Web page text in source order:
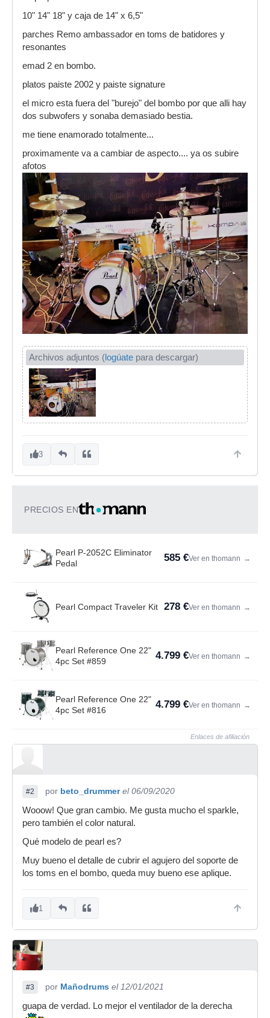
10" 14" 18" y caja de 14" x 6,5"
parches Remo ambassador en toms de batidores y
resonantes
emad 2 en bombo.
platos paiste 2002 y paiste signature
el micro esta fuera del "burejo" del bombo por que alli hay
dos subwofers y sonaba demasiado bestia.
me tiene enamorado totalmente...
proximamente va a cambiar de aspecto.... ya os subire
afotos
Archivos adjuntos (logúate para descargar)
3
PRECIOS EN
Pearl P-2052C Eliminator
Pedal
585 €Ver en thomann →
Pearl Compact Traveler Kit 278 €Ver en thomann →
Pearl Reference One 22"
4pc Set #859
4.799 €Ver en thomann →
Pearl Reference One 22"
4pc Set #816
4.799 €Ver en thomann →
Enlaces de afiliación
#2 por beto_drummer el 06/09/2020
Wooow! Que gran cambio. Me gusta mucho el sparkle,
pero también el color natural.
Qué modelo de pearl es?
Muy bueno el detalle de cubrir el agujero del soporte de
los toms en el bombo, queda muy bueno ese aplique.
1
#3 por Mañodrums el 12/01/2021
guapa de verdad. Lo mejor el ventilador de la derecha